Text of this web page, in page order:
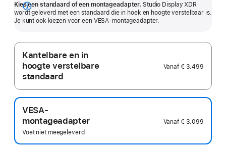
Kies een standaard of een montage­adapter. Studio Display XDR
wordt geleverd met een standaard die in hoek en hoogte verstelbaar is.
Je kunt ook kiezen voor een VESA-montage­adapter.
Meer
Kantelbare en in
hoogte verstelbare
standaard
Vanaf € 3.499
VESA-
montageadapter
Voet niet meegeleverd
Vanaf € 3.099